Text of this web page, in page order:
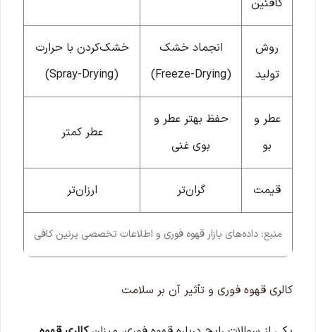
کافئین
روش
تولید
انجماد خشک
(Freeze-Drying)
خشک‌کردن با حرارت
(Spray-Drying)
عطر و
بو
حفظ بهتر عطر و
بوی غنی
عطر کمتر
قیمت گران‌تر ارزان‌تر
منبع: داده‌های بازار قهوه فوری و اطلاعات تخصصی پرنین کافی
کالری قهوه فوری و تأثیر آن بر سلامت